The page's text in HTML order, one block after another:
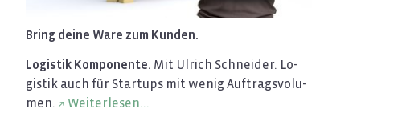
Bring deine Ware zum Kun­den.
Lo­gis­tik Kom­po­nen­te. Mit Ul­rich Schnei­der. Lo­
gis­tik auch für Star­tups mit wenig Auf­trags­vo­lu­
men.
Wei­ter­le­sen...